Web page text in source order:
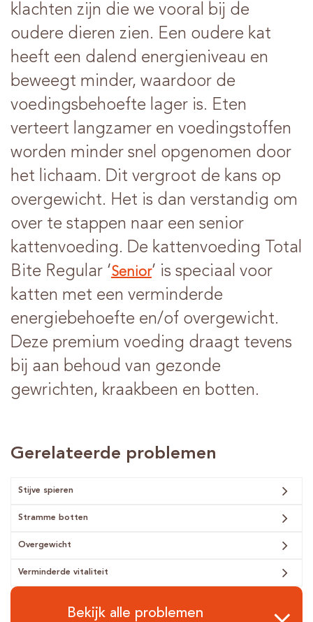
klachten zijn die we vooral bij de
oudere dieren zien. Een oudere kat
heeft een dalend energieniveau en
beweegt minder, waardoor de
voedingsbehoefte lager is. Eten
verteert langzamer en voedingstoffen
worden minder snel opgenomen door
het lichaam. Dit vergroot de kans op
overgewicht. Het is dan verstandig om
over te stappen naar een senior
kattenvoeding. De kattenvoeding Total
Bite Regular ‘Senior’ is speciaal voor
katten met een verminderde
energiebehoefte en/of overgewicht.
Deze premium voeding draagt tevens
bij aan behoud van gezonde
gewrichten, kraakbeen en botten.
Gerelateerde problemen
Stijve spieren
Stramme botten
Overgewicht
Verminderde vitaliteit
Bekijk alle problemen